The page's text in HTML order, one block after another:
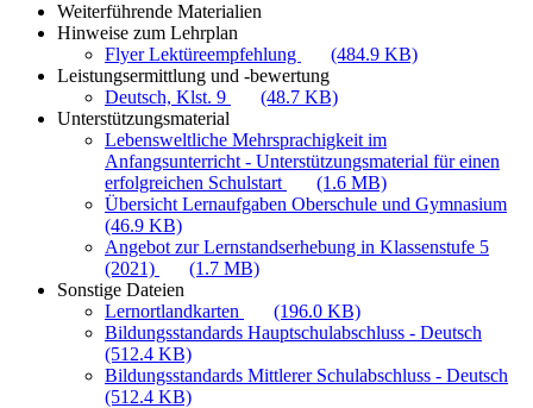
Weiterführende Materialien
Hinweise zum Lehrplan
Flyer Lektüreempfehlung
(484.9 KB)
Leistungsermittlung und -bewertung
Deutsch, Klst. 9
(48.7 KB)
Unterstützungsmaterial
Lebensweltliche Mehrsprachigkeit im
Anfangsunterricht - Unterstützungsmaterial für einen
erfolgreichen Schulstart
(1.6 MB)
Übersicht Lernaufgaben Oberschule und Gymnasium
(46.9 KB)
Angebot zur Lernstandserhebung in Klassenstufe 5
(2021)
(1.7 MB)
Sonstige Dateien
Lernortlandkarten
(196.0 KB)
Bildungsstandards Hauptschulabschluss - Deutsch
(512.4 KB)
Bildungsstandards Mittlerer Schulabschluss - Deutsch
(512.4 KB)